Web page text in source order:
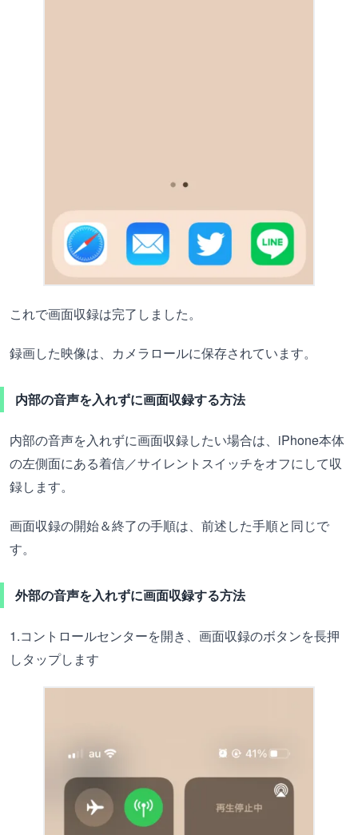
これで画面収録は完了しました。
録画した映像は、カメラロールに保存されています。
内部の音声を入れずに画面収録する方法
内部の音声を入れずに画面収録したい場合は、iPhone本体
の左側面にある着信／サイレントスイッチをオフにして収
録します。
画面収録の開始＆終了の手順は、前述した手順と同じで
す。
外部の音声を入れずに画面収録する方法
1.コントロールセンターを開き、画面収録のボタンを長押
しタップします